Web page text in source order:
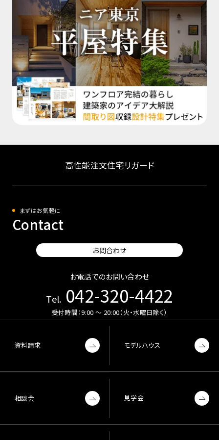
高性能注文住宅リガード
まずはお気軽に
Contact
お問合わせ
お電話でのお問い合わせ
Tel. 042-320-4422
受付時間：9:00 〜 20:00（火・水曜日除く）
資料請求 モデルハウス
相談会 見学会